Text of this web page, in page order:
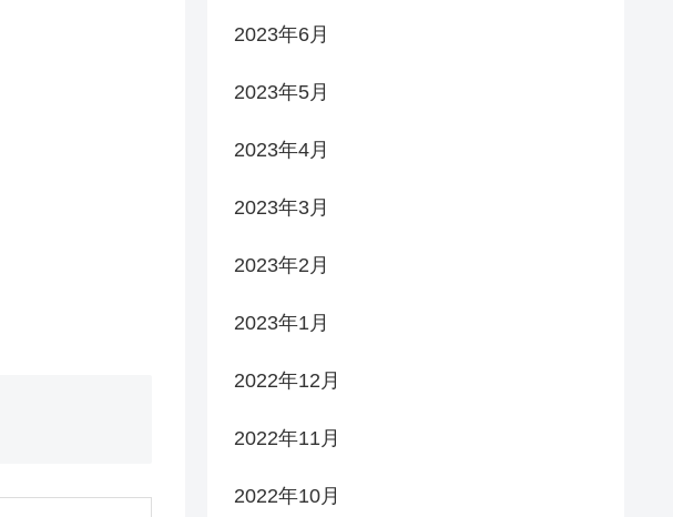
2023年6月
2023年5月
2023年4月
2023年3月
2023年2月
2023年1月
2022年12月
2022年11月
2022年10月